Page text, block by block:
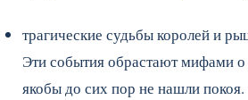
трагические судьбы королей и
Эти события обрастают мифами
якобы до сих пор не нашли покоя.